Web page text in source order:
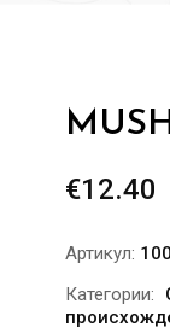
€12.40
Артикул:
Категории: